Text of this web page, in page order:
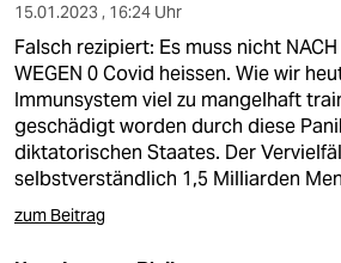
15.01.2023 , 16:24 Uhr
Falsch rezipiert: Es muss nicht
WEGEN 0 Covid heissen. Wie wir
Immunsystem viel zu mangelhaft
geschädigt worden durch diese
diktatorischen Staates. Der
selbstverständlich 1,5 Milliarden
zum Beitrag